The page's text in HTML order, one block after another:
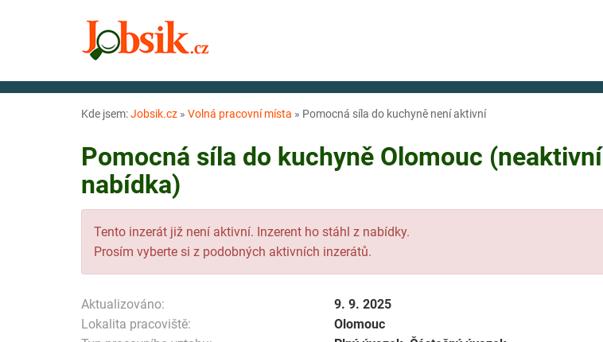
Kde jsem:Jobsik.cz » Volná pracovní místa » Pomocná síla do kuchyně není aktivní
Pomocná síla do kuchyně Olomouc (neaktivní
nabídka)
Tento inzerát již není aktivní. Inzerent ho stáhl z nabídky.
Prosím vyberte si z podobných aktivních inzerátů.
Aktualizováno:
9. 9. 2025
Lokalita pracoviště:
Olomouc